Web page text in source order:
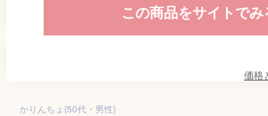
この商品をサイトでみ
価格
かりんちょ(50代・男性)